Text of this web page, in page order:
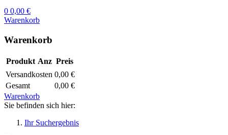
0 0,00 €
Warenkorb
Warenkorb
Produkt Anz Preis
Versandkosten 0,00 €
Gesamt
0,00 €
Warenkorb
Sie befinden sich hier:
Ihr Suchergebnis